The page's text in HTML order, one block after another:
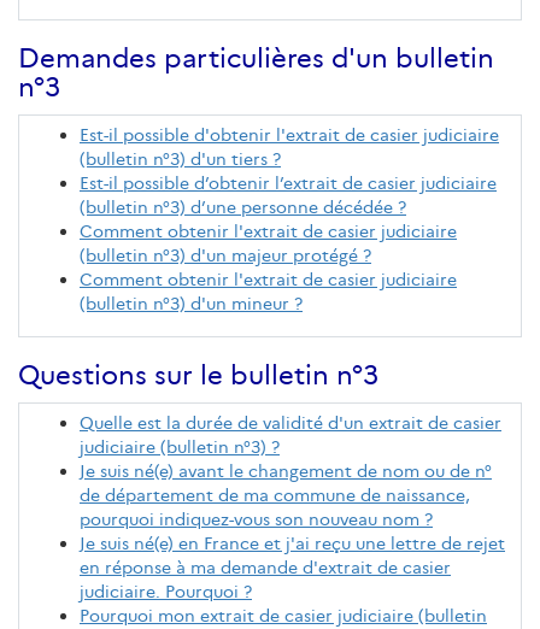
Demandes particulières d'un bulletin
n°3
Est-il possible d'obtenir l'extrait de casier judiciaire
(bulletin n°3) d'un tiers ?
Est-il possible d’obtenir l’extrait de casier judiciaire
(bulletin n°3) d’une personne décédée ?
Comment obtenir l'extrait de casier judiciaire
(bulletin n°3) d'un majeur protégé ?
Comment obtenir l'extrait de casier judiciaire
(bulletin n°3) d'un mineur ?
Questions sur le bulletin n°3
Quelle est la durée de validité d'un extrait de casier
judiciaire (bulletin n°3) ?
Je suis né(e) avant le changement de nom ou de n°
de département de ma commune de naissance,
pourquoi indiquez-vous son nouveau nom ?
Je suis né(e) en France et j'ai reçu une lettre de rejet
en réponse à ma demande d'extrait de casier
judiciaire. Pourquoi ?
Pourquoi mon extrait de casier judiciaire (bulletin